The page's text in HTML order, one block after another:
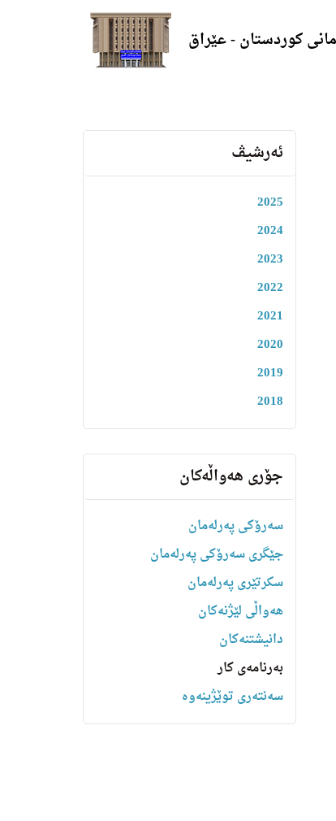
کوردستان - عێراق
ئەرشیڤ
2025
2024
2023
2022
2021
2020
2019
2018
جۆری هەواڵەکان
سەرۆکی پەرلەمان
جێگری سەرۆکی پەرلەمان
سکرتێری پەرلەمان
هه‌واڵى لێژنه‌كان
دانیشتنه‌کان
بەرنامەی کار
سەنتەری توێژینەوە